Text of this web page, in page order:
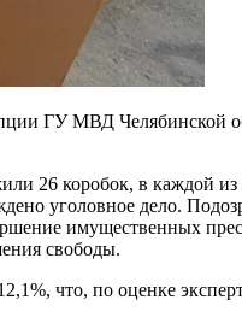
ГУ МВД Челябинской
26 коробок, в каждой
уголовное дело.
имущественных
свободы.
что, по оценке